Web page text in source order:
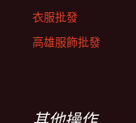
衣服批發
高雄服飾批發